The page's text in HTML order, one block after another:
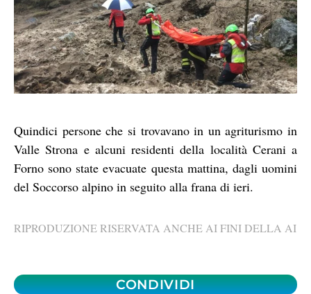
Quindici persone che si trovavano in un agriturismo in
Valle Strona e alcuni residenti della località Cerani a
Forno sono state evacuate questa mattina, dagli uomini
del Soccorso alpino in seguito alla frana di ieri.
RIPRODUZIONE RISERVATA ANCHE AI FINI DELLA AI
CONDIVIDI